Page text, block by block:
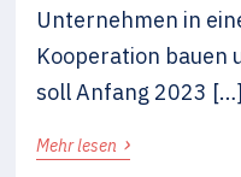
Unternehmen in
Kooperation bauen
soll Anfang 2023 […]
Mehr lesen ›